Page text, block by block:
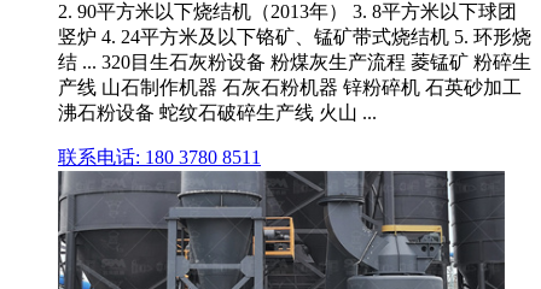
2. 90平方米以下烧结机（2013年） 3. 8平方米以下球团
竖炉 4. 24平方米及以下铬矿、锰矿带式烧结机 5. 环形烧
结 ... 320目生石灰粉设备 粉煤灰生产流程 菱锰矿 粉碎生
产线 山石制作机器 石灰石粉机器 锌粉碎机 石英砂加工
沸石粉设备 蛇纹石破碎生产线 火山 ...
联系电话: 180 3780 8511